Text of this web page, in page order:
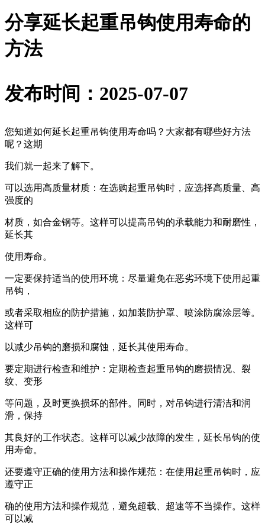
分享延长起重吊钩使用寿命的
方法
发布时间：2025-07-07
您知道如何延长起重吊钩使用寿命吗？大家都有哪些好方法
呢？这期
我们就一起来了解下。
可以选用高质量材质：在选购起重吊钩时，应选择高质量、高
强度的
材质，如合金钢等。这样可以提高吊钩的承载能力和耐磨性，
延长其
使用寿命。
一定要保持适当的使用环境：尽量避免在恶劣环境下使用起重
吊钩，
或者采取相应的防护措施，如加装防护罩、喷涂防腐涂层等。
这样可
以减少吊钩的磨损和腐蚀，延长其使用寿命。
要定期进行检查和维护：定期检查起重吊钩的磨损情况、裂
纹、变形
等问题，及时更换损坏的部件。同时，对吊钩进行清洁和润
滑，保持
其良好的工作状态。这样可以减少故障的发生，延长吊钩的使
用寿命。
还要遵守正确的使用方法和操作规范：在使用起重吊钩时，应
遵守正
确的使用方法和操作规范，避免超载、超速等不当操作。这样
可以减